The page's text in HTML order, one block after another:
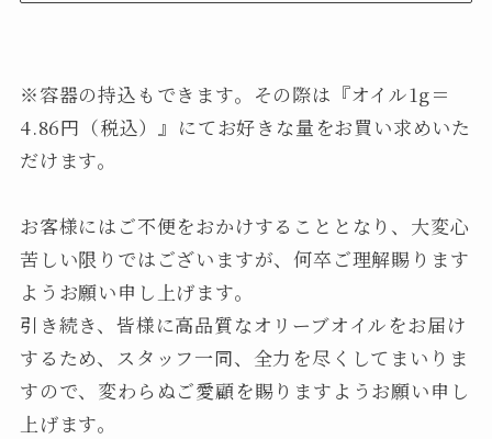
※容器の持込もできます。その際は『オイル1g＝
4.86円（税込）』にてお好きな量をお買い求めいた
だけます。
お客様にはご不便をおかけすることとなり、大変心
苦しい限りではございますが、何卒ご理解賜ります
ようお願い申し上げます。
引き続き、皆様に高品質なオリーブオイルをお届け
するため、スタッフ一同、全力を尽くしてまいりま
すので、変わらぬご愛顧を賜りますようお願い申し
上げます。